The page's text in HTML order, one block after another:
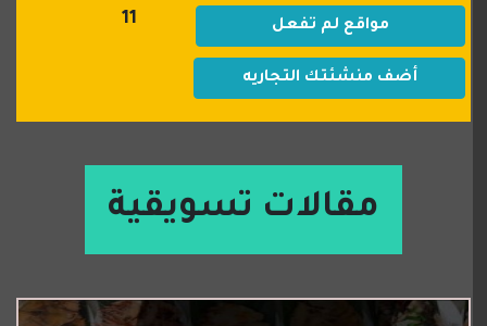
مواقع لم تفعل 11
أضف منشئتك التجاريه
مقالات تسويقية